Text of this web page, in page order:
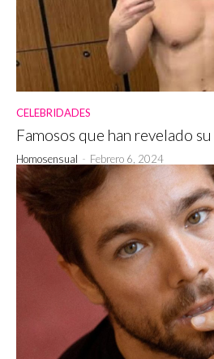
CELEBRIDADES
Famosos que han revelado
Homosensual - Febrero 6, 2024